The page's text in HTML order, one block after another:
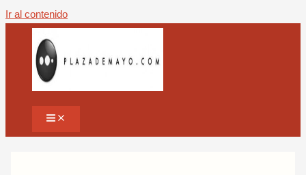
Ir al contenido